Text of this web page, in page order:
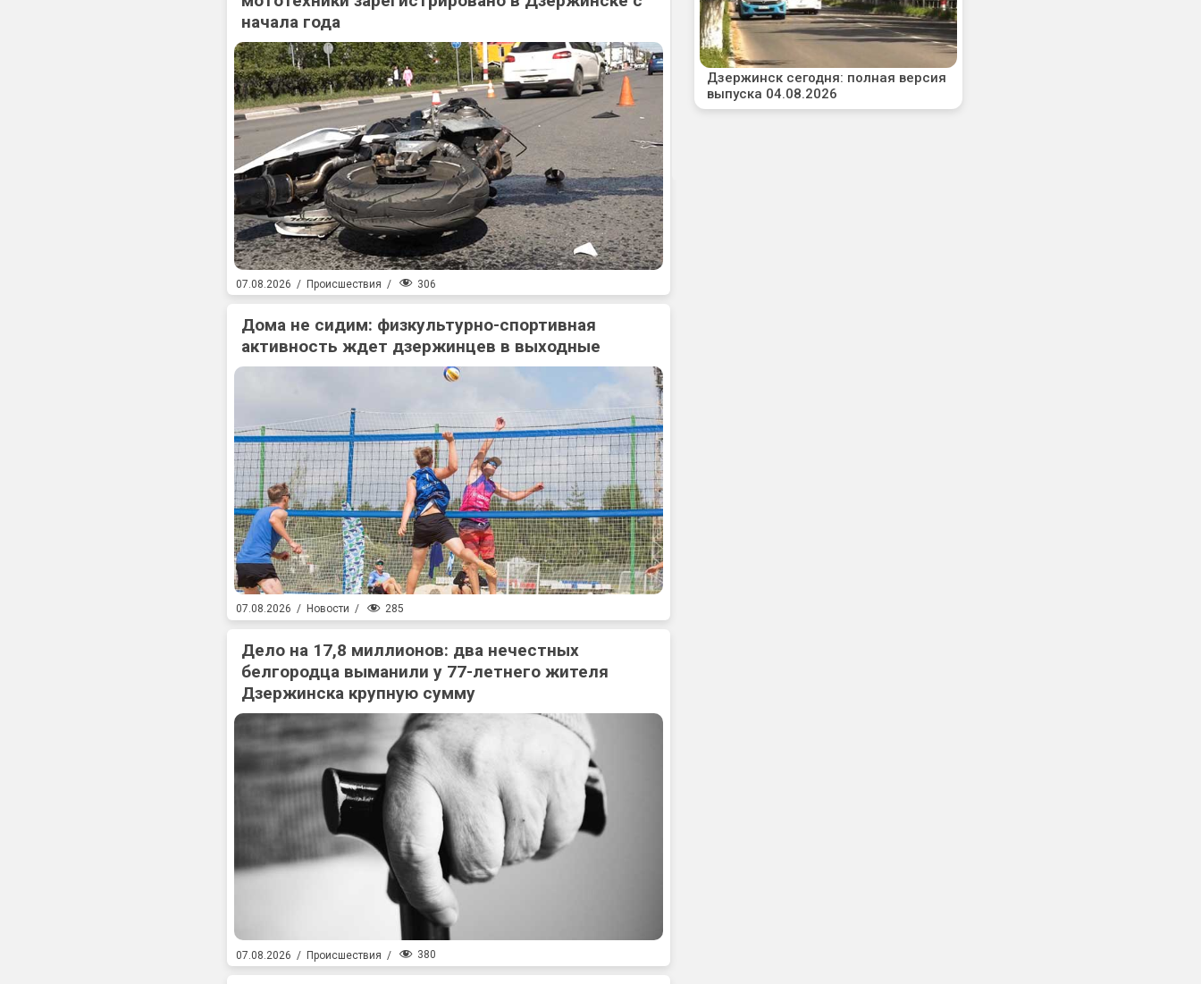
начала года
07.08.2026 / Происшествия / 306
Дома не сидим: физкультурно-спортивная
активность ждет дзержинцев в выходные
07.08.2026 / Новости / 285
Дело на 17,8 миллионов: два нечестных
белгородца выманили у 77-летнего жителя
Дзержинска крупную сумму
07.08.2026 / Происшествия / 380